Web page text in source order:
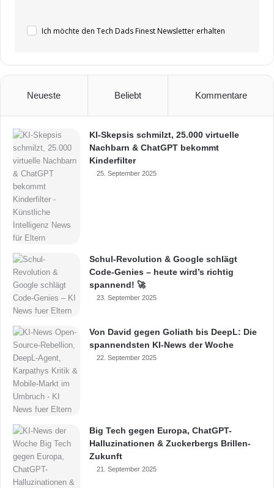
Ich möchte den Tech Dads Finest Newsletter erhalten
Neueste Beliebt Kommentare
KI-Skepsis schmilzt, 25.000 virtuelle
Nachbarn & ChatGPT bekommt
Kinderfilter
25. September 2025
Schul-Revolution & Google schlägt
Code-Genies – heute wird’s richtig
spannend! 🚀
23. September 2025
Von David gegen Goliath bis DeepL: Die
spannendsten KI-News der Woche
22. September 2025
Big Tech gegen Europa, ChatGPT-
Halluzinationen & Zuckerbergs Brillen-
Zukunft
21. September 2025